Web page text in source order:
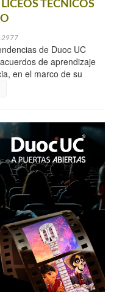
TÉCNICOS
de Duoc UC
de aprendizaje
en el marco de su